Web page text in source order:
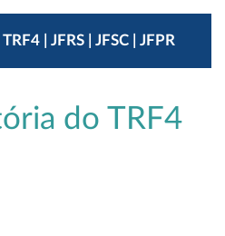
TRF4 | JFRS | JFSC | JFPR
do TRF4